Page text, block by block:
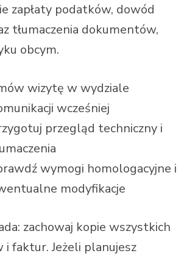
zapłaty podatków, dowód
tłumaczenia dokumentów,
obcym.
wizytę w wydziale
wcześniej
przegląd techniczny i
wymogi homologacyjne i
modyfikacje
zachowaj kopie wszystkich
faktur. Jeżeli planujesz